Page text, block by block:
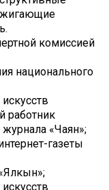
комиссией
национального
работник
«Чаян»;
газеты